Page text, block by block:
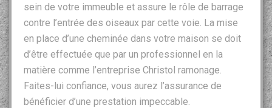
sein de votre immeuble et assure le rôle de barrage
contre l’entrée des oiseaux par cette voie. La mise
en place d’une cheminée dans votre maison se doit
d’être effectuée que par un professionnel en la
matière comme l’entreprise Christol ramonage.
Faites-lui confiance, vous aurez l’assurance de
bénéficier d’une prestation impeccable.